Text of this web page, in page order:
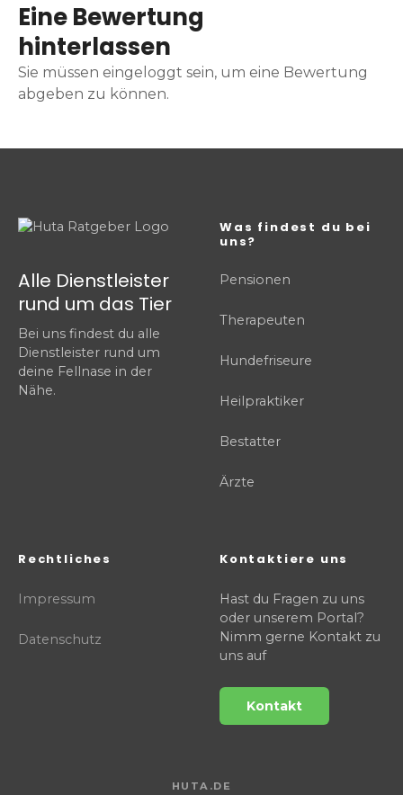
Eine Bewertung
hinterlassen
Sie müssen eingeloggt sein, um eine Bewertung
abgeben zu können.
Alle Dienstleister
rund um das Tier
Bei uns findest du alle
Dienstleister rund um
deine Fellnase in der
Nähe.
Was findest du bei
uns?
Pensionen
Therapeuten
Hundefriseure
Heilpraktiker
Bestatter
Ärzte
Rechtliches
Impressum
Datenschutz
Kontaktiere uns
Hast du Fragen zu uns
oder unserem Portal?
Nimm gerne Kontakt zu
uns auf
Kontakt
HUTA.DE